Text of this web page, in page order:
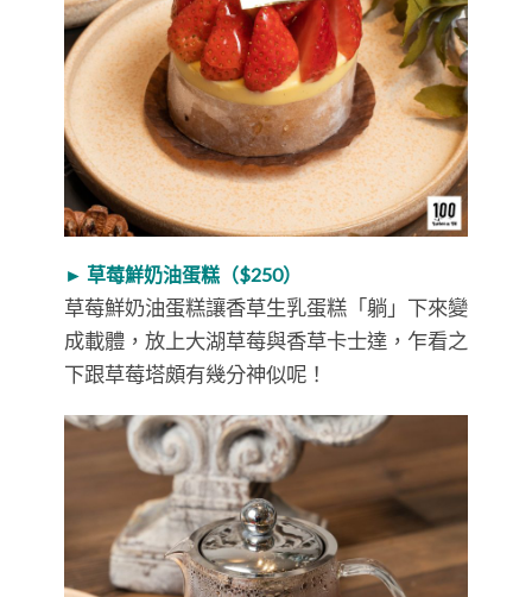
► 草莓鮮奶油蛋糕（$250）
草莓鮮奶油蛋糕讓香草生乳蛋糕「躺」下來變
成載體，放上大湖草莓與香草卡士達，乍看之
下跟草莓塔頗有幾分神似呢！